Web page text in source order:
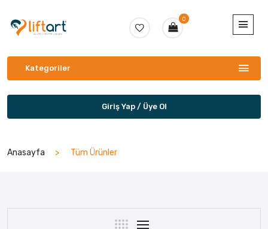
0
Kategoriler
Giriş Yap / Üye Ol
Anasayfa Tüm Ürünler